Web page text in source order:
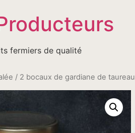
fermiers de qualité
/ 2 bocaux de gardiane de taureau